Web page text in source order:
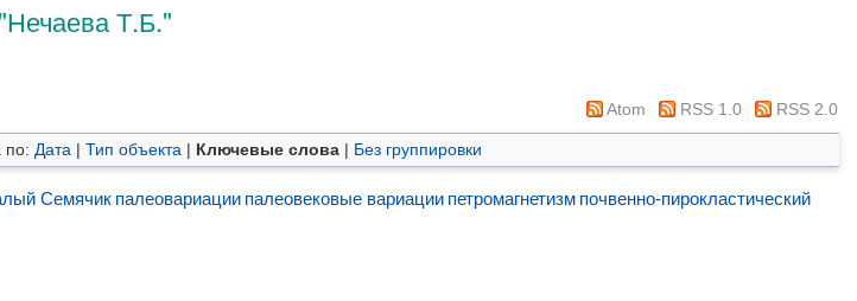
Нечаева Т.Б."
Atom RSS 1.0 RSS 2.0
по: Дата | Тип объекта | Ключевые слова | Без группировки
Семячик палеовариации палеовековые вариации петромагнетизм почвенно-пирокластический